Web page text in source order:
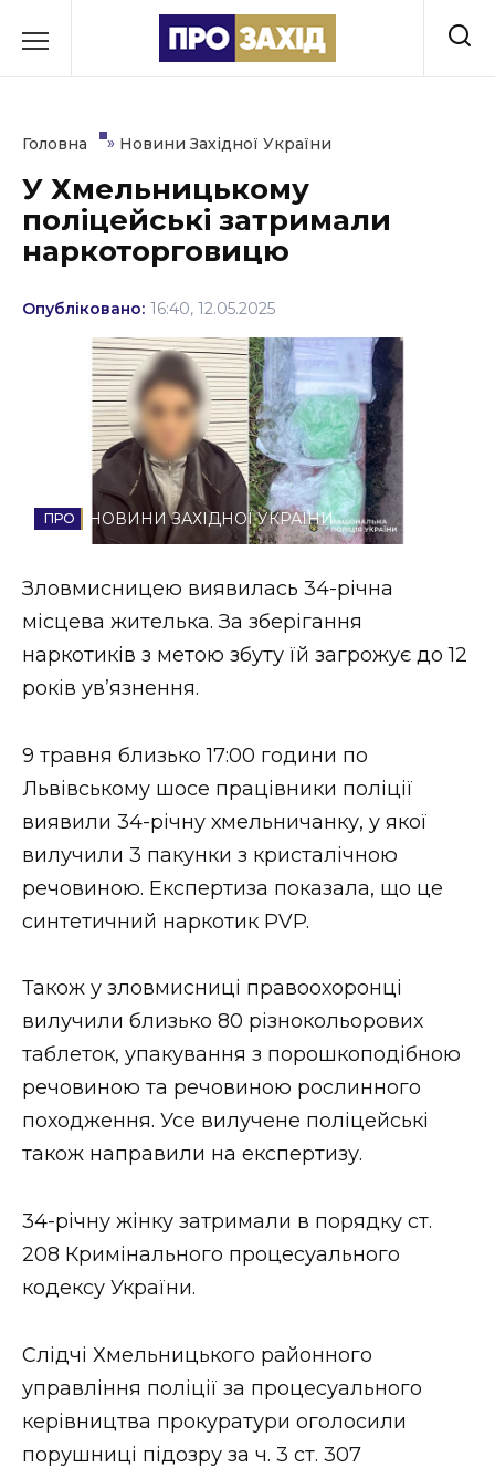
до
Культура
Освіта
Події
Політика
Соціум
Спорт
Стиль життя
Втрачений Ужгород (відеоверсія)
НОВИНИ ЗАХІДНОЇ УКРАЇНИ
ФОТО
ВІДЕО
Головна » Новини Західної України
У Хмельницькому
поліцейські затримали
наркоторговицю
Опубліковано: 16:40, 12.05.2025
НОВИНИ ЗАХІДНОЇ УКРАЇНИ
Зловмисницею виявилась 34-річна
місцева жителька. За зберігання
наркотиків з метою збуту їй загрожує до 12
років ув’язнення.
9 травня близько 17:00 години по
Львівському шосе працівники поліції
виявили 34-річну хмельничанку, у якої
вилучили 3 пакунки з кристалічною
речовиною. Експертиза показала, що це
синтетичний наркотик PVP.
Також у зловмисниці правоохоронці
вилучили близько 80 різнокольорових
таблеток, упакування з порошкоподібною
речовиною та речовиною рослинного
походження. Усе вилучене поліцейські
також направили на експертизу.
34-річну жінку затримали в порядку ст.
208 Кримінального процесуального
кодексу України.
Слідчі Хмельницького районного
управління поліції за процесуального
керівництва прокуратури оголосили
порушниці підозру за ч. 3 ст. 307